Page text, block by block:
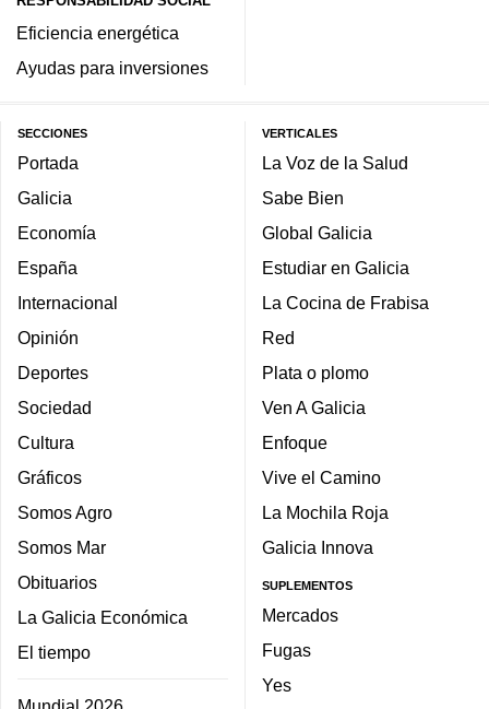
Eficiencia energética
Ayudas para inversiones
SECCIONES
Portada
Galicia
Economía
España
Internacional
Opinión
Deportes
Sociedad
Cultura
Gráficos
Somos Agro
Somos Mar
Obituarios
La Galicia Económica
El tiempo
VERTICALES
La Voz de la Salud
Sabe Bien
Global Galicia
Estudiar en Galicia
La Cocina de Frabisa
Red
Plata o plomo
Ven A Galicia
Enfoque
Vive el Camino
La Mochila Roja
Galicia Innova
SUPLEMENTOS
Mercados
Fugas
Yes